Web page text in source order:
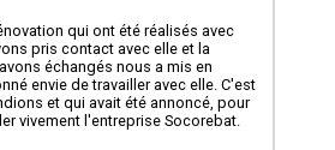
qui ont été réalisés avec
pris contact avec elle et la
échangés nous a mis en
envie de travailler avec elle. C'est
et qui avait été annoncé, pour
vivement l'entreprise Socorebat.